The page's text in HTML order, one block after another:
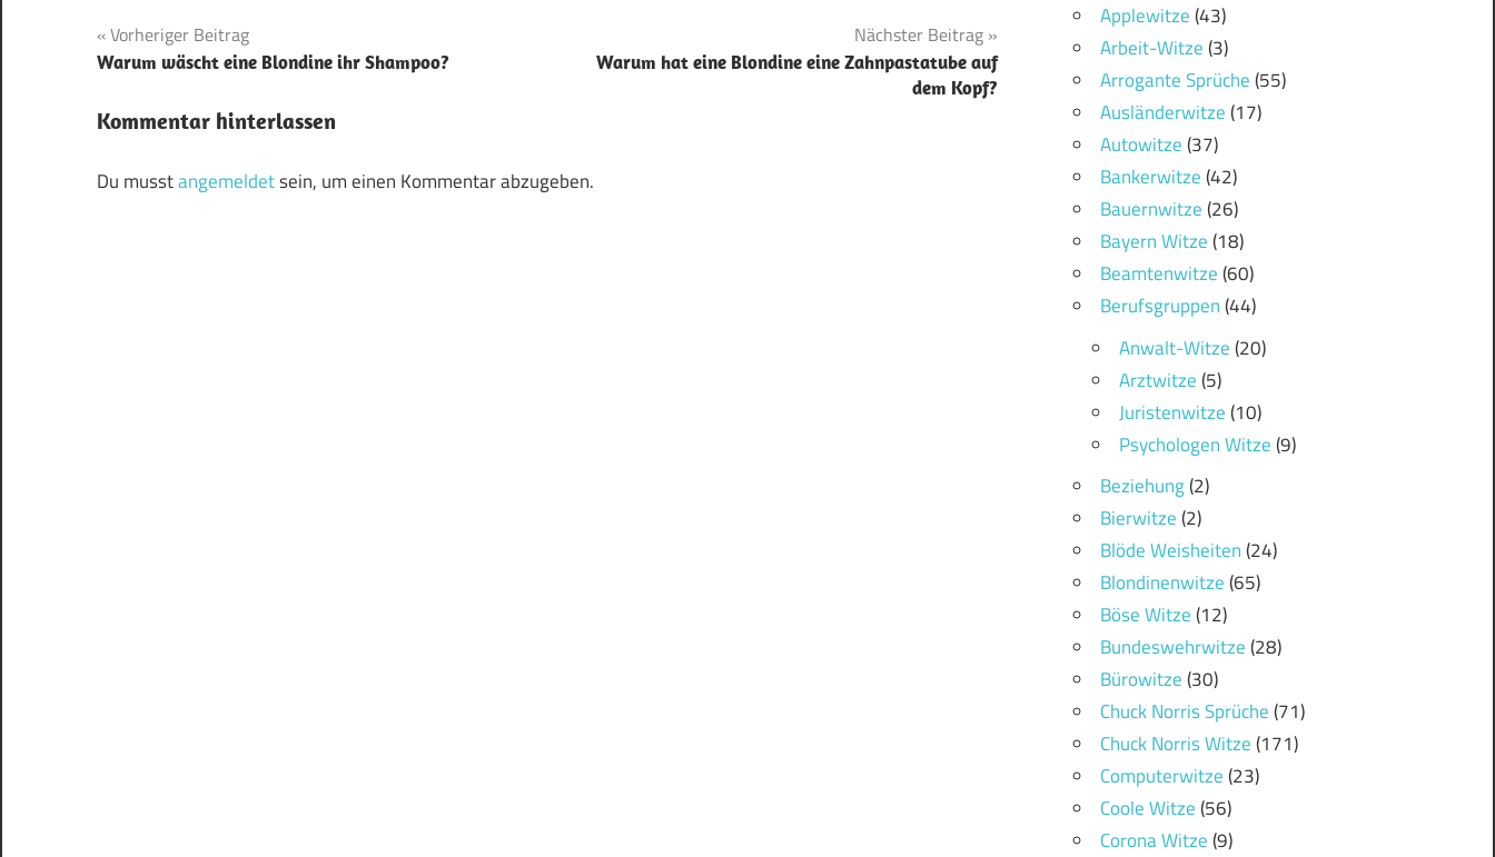
Beitragsnavigation
Vorheriger Beitrag
Warum wäscht eine Blondine ihr Shampoo?
Nächster Beitrag
Warum hat eine Blondine eine Zahnpastatube auf
dem Kopf?
Kommentar hinterlassen
Du musstangemeldetsein, um einen Kommentar abzugeben.
Applewitze(43)
Arbeit-Witze(3)
Arrogante Sprüche(55)
Ausländerwitze(17)
Autowitze(37)
Bankerwitze(42)
Bauernwitze(26)
Bayern Witze(18)
Beamtenwitze(60)
Berufsgruppen(44)
Anwalt-Witze(20)
Arztwitze(5)
Juristenwitze(10)
Psychologen Witze(9)
Beziehung(2)
Bierwitze(2)
Blöde Weisheiten(24)
Blondinenwitze(65)
Böse Witze(12)
Bundeswehrwitze(28)
Bürowitze(30)
Chuck Norris Sprüche(71)
Chuck Norris Witze(171)
Computerwitze(23)
Coole Witze(56)
Corona Witze(9)